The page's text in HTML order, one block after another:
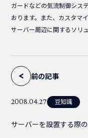
ガードなどの気流制御シス
おります。また、カスタマ
サーバー周辺に関するソリ
前の記事
2008.04.27 豆知識
サーバーを設置する際